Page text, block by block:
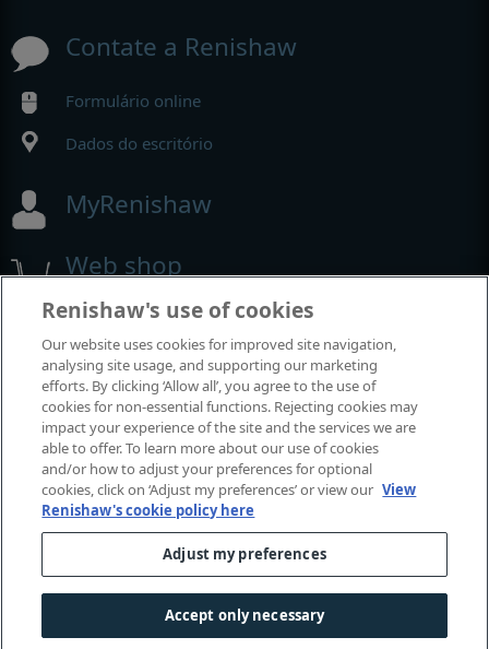
Contate a Renishaw
Formulário online
Dados do escritório
MyRenishaw
Web shop
Exposições e conferências
Eventos em que estamos participando
© 2001-2026 Renishaw plc. Todos os direitos reservados.
Renishaw's use of cookies
Our website uses cookies for improved site navigation,
analysing site usage, and supporting our marketing
efforts. By clicking ‘Allow all’, you agree to the use of
cookies for non-essential functions. Rejecting cookies may
impact your experience of the site and the services we are
able to offer. To learn more about our use of cookies
and/or how to adjust your preferences for optional
cookies, click on ‘Adjust my preferences’ or view our View
Renishaw's cookie policy here
Adjust my preferences
Accept only necessary